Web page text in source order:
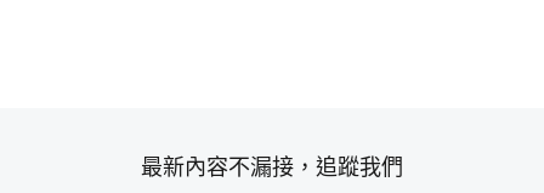
最新內容不漏接，追蹤我們